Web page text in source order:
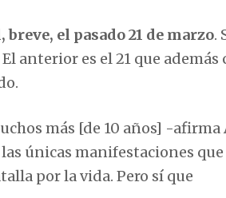
el pasado 21 de marzo.
anterior es el 21 que
más [de 10 años] -
únicas manifestaciones
por la vida. Pero sí que